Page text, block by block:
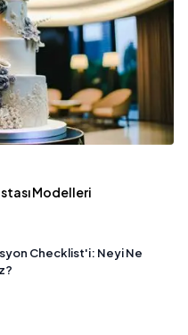
Modelleri
Checklist'i: Neyi Ne